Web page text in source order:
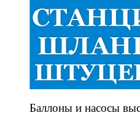
Баллоны и насосы